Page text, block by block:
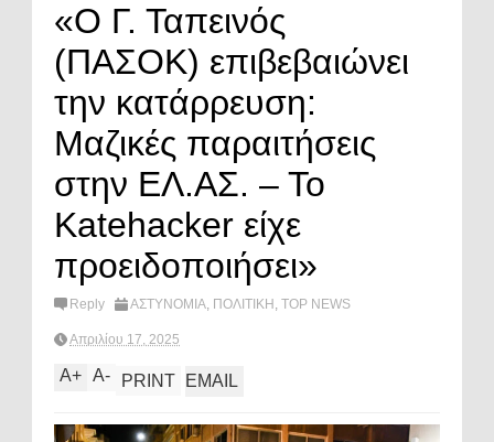
«Ο Γ. Ταπεινός
(ΠΑΣΟΚ) επιβεβαιώνει
την κατάρρευση:
Μαζικές παραιτήσεις
στην ΕΛ.ΑΣ. – Το
Katehacker είχε
προειδοποιήσει»
Reply ΑΣΤΥΝΟΜΙΑ, ΠΟΛΙΤΙΚΗ , TOP NEWS
Απριλίου 17, 2025
A+ A- PRINT EMAIL